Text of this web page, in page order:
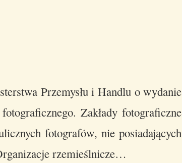
Przemysłu i Handlu o wydanie
Zakłady fotograficzne
fotografów, nie posiadających
rzemieślnicze…